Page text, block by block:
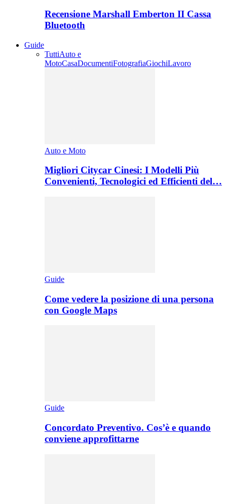
Recensione Marshall Emberton II Cassa
Bluetooth
Guide
TuttiAuto e
MotoCasaDocumentiFotografiaGiochiLavoro
Auto e Moto
Migliori Citycar Cinesi: I Modelli Più
Convenienti, Tecnologici ed Efficienti del…
Guide
Come vedere la posizione di una persona
con Google Maps
Guide
Concordato Preventivo. Cos’è e quando
conviene approfittarne